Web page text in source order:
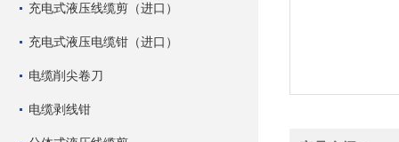
充电式液压线缆剪（进口）
充电式液压电缆钳（进口）
电缆削尖卷刀
电缆剥线钳